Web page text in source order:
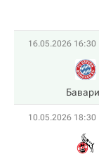
16.05.2026 16:30
10.05.2026 18:30